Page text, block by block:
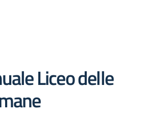
Liceo delle